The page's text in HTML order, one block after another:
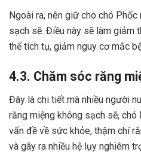
Ngoài ra, nên giữ cho chó
sạch sẽ. Điều này sẽ làm giảm
thể tích tụ, giảm nguy cơ mắc
4.3. Chăm sóc răng
Đây là chi tiết mà nhiều người
răng miệng không sạch sẽ,
vấn đề về sức khỏe, thậm chí
và gây ra nhiều hệ lụy nghiêm